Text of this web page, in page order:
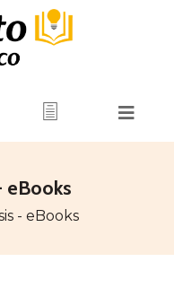
eBooks
- eBooks